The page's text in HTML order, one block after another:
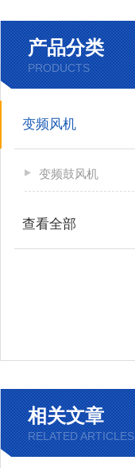
产品分类
PRODUCTS
变频风机
变频鼓风机
查看全部
相关文章
RELATED ARTICLES